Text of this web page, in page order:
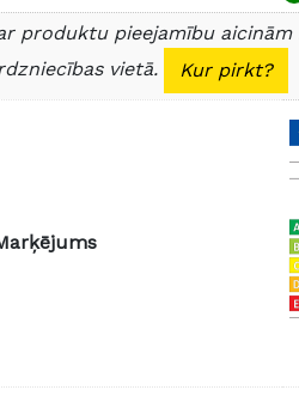
produktu pieejamību
vietā.
Kur pirkt?